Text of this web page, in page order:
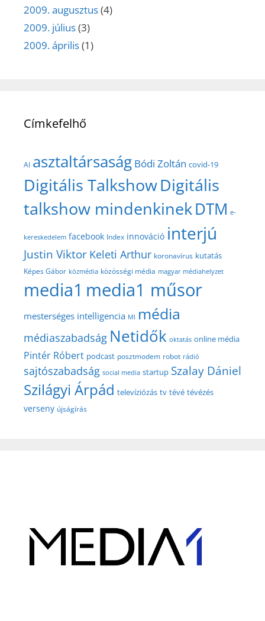
2009. augusztus(4)
2009. július(3)
2009. április(1)
Címkefelhő
AI asztaltársaság Bódi Zoltán covid-19
Digitális TalkshowDigitális
talkshow mindenkinekDTM e-
kereskedelem facebook Index innováció interjú
Justin Viktor Keleti Arthur koronavírus kutatás
Képes Gábor közmédia közösségi média magyar médiahelyzet
media1 media1 műsor
mesterséges intelligencia MI média
médiaszabadság Netidők oktatás online média
Pintér Róbert podcast posztmodem robot rádió
sajtószabadság social media startup Szalay Dániel
Szilágyi Árpád televíziózás tv tévé tévézés
verseny újságírás